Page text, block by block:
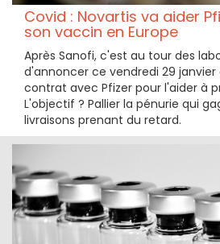
Covid : Novartis va aider
son vaccin en Europe
Après Sanofi, c'est au tour des
d'annoncer ce vendredi 29 janvier
contrat avec Pfizer pour l'aider à
L'objectif ? Pallier la pénurie qui
livraisons prenant du retard.